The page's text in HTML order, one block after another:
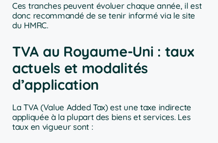
Ces tranches peuvent évoluer chaque année, il est
donc recommandé de se tenir informé via le site
du HMRC.
TVA au Royaume-Uni : taux
actuels et modalités
d’application
La TVA (Value Added Tax) est une taxe indirecte
appliquée à la plupart des biens et services. Les
taux en vigueur sont :